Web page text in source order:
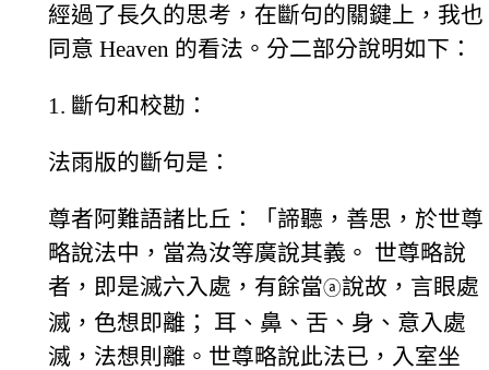
經過了長久的思考，在斷句的關鍵上，我也
同意 Heaven 的看法。分二部分說明如下：
1. 斷句和校勘：
法雨版的斷句是：
尊者阿難語諸比丘：「諦聽，善思，於世尊
略說法中，當為汝等廣說其義。 世尊略說
者，即是滅六入處，有餘當ⓐ說故，言眼處
滅，色想即離； 耳、鼻、舌、身、意入處
滅，法想則離。世尊略說此法已，入室坐